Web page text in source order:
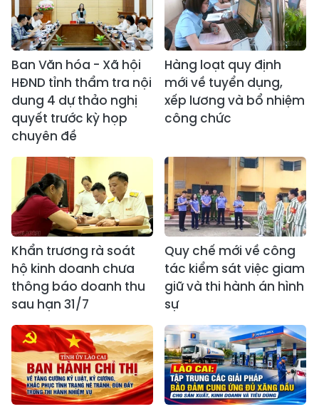
Ban Văn hóa - Xã hội
HĐND tỉnh thẩm tra nội
dung 4 dự thảo nghị
quyết trước kỳ họp
chuyên đề
Hàng loạt quy định
mới về tuyển dụng,
xếp lương và bổ nhiệm
công chức
Khẩn trương rà soát
hộ kinh doanh chưa
thông báo doanh thu
sau hạn 31/7
Quy chế mới về công
tác kiểm sát việc giam
giữ và thi hành án hình
sự